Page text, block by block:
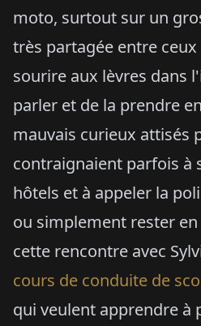
moto, surtout sur un
très partagée entre
sourire aux lèvres dans
parler et de la prendre
mauvais curieux attisés
contraignaient parfois à
hôtels et à appeler la
ou simplement rester
cette rencontre avec
cours de conduite de
qui veulent apprendre à